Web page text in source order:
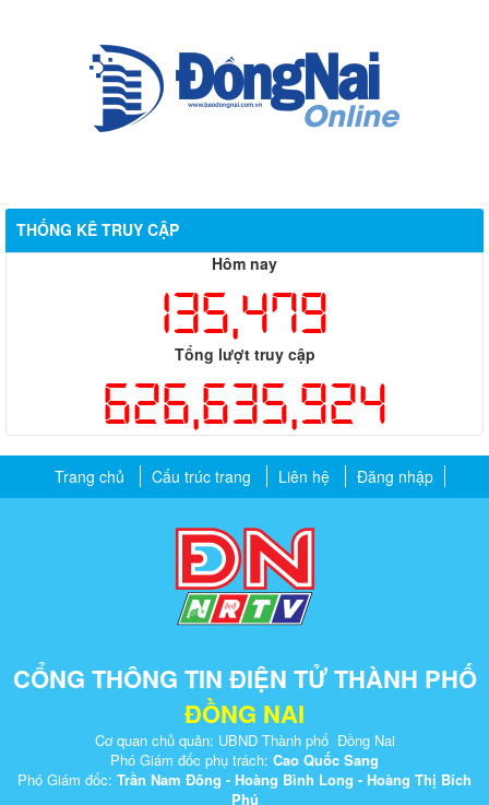
THỐNG KÊ TRUY CẬP
Hôm nay
135,479
Tổng lượt truy cập
626,635,924
Trang chủ Cấu trúc trang Liên hệ Đăng nhập
CỔNG THÔNG TIN ĐIỆN TỬ THÀNH PHỐ
ĐỒNG NAI
Cơ quan chủ quản: UBND Thành phố Đồng Nai
Phó Giám đốc phụ trách: Cao Quốc Sang
Phó Giám đốc: Trần Nam Đông - Hoàng Bình Long - Hoàng Thị Bích
Phú